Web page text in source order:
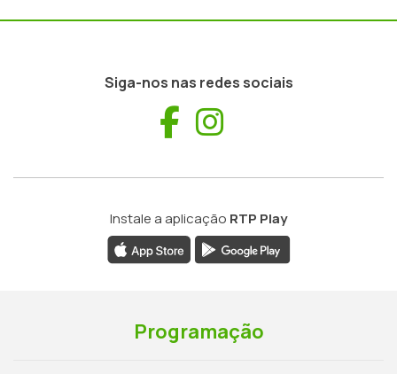
Siga-nos nas redes sociais
Facebook
Instale a aplicação RTP Play
Programação